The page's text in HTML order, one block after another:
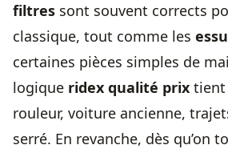
filtres sont souvent corrects
classique, tout comme les
certaines pièces simples de
logique ridex qualité prix tient
rouleur, voiture ancienne,
serré. En revanche, dès qu’on